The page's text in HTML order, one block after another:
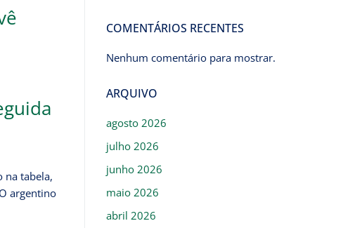
na tabela,
argentino
COMENTÁRIOS RECENTES
Nenhum comentário para mostrar.
ARQUIVO
agosto 2026
julho 2026
junho 2026
maio 2026
abril 2026